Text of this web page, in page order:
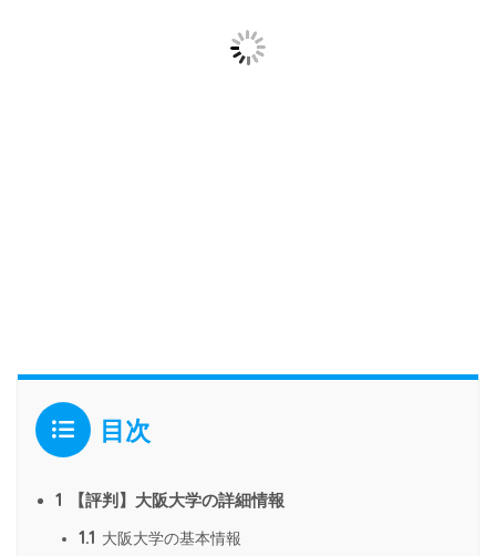
目次
1 【評判】大阪大学の詳細情報
1.1 大阪大学の基本情報